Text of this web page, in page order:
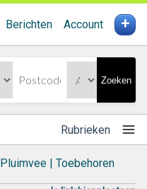
Berichten Account +
Zoeken
Rubrieken
Pluimvee | Toebehoren